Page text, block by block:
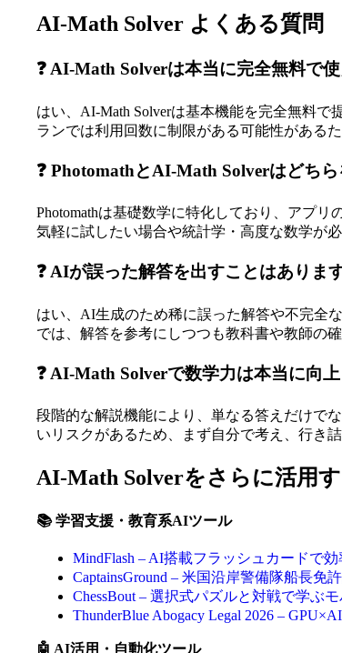
AI-Math Solver よくある質問
❓ AI-Math Solverは本当に完全無料で
はい、AI-Math Solverは基本機能を完全無料
ランでは利用回数に制限がある可能性がある
❓ PhotomathとAI-Math Solverはどち
Photomathは基礎数学に特化しており、アプ
気軽に試したい場合や統計学・高度な数学が
❓ AIが誤った解答を出すことはありま
はい、AI生成のため稀に誤った解答や不完全
では、解答を参考にしつつも教科書や教師の
❓ AI-Math Solverで数学力は本当に向
段階的な解説機能により、単なる答えだけで
いリスクがあるため、まず自分で考え、行き
AI-Math Solverをさらに活用
📚 学習支援・教育系AIツール
MindFlash – AI搭載フラッシュカードで
CaptainsGround – 米国沿岸警備隊船長
ChessBout – 選択式パズルと対戦で学ぶ
ThunderBlue Abogacy Legal 2026 –
🤖 AI活用・自動化ツール